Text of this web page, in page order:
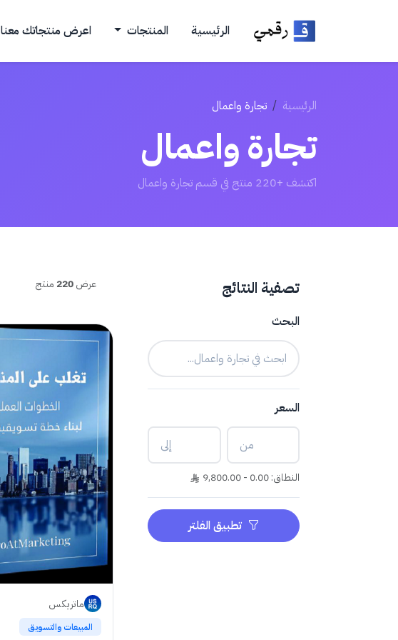
الرئيسية المنتجات اعرض منتجاتك معنا
الرئيسية تجارة واعمال
تجارة واعمال
اكتشف +220 منتج في قسم تجارة واعمال
تصفية النتائج
البحث
السعر
النطاق: 0.00 - 9,800.00
تطبيق الفلتر
عرض220 منتج
ماتريكس
المبيعات والتسويق